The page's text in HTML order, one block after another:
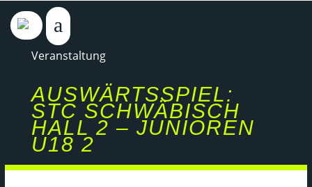
Veranstaltung
AUSWÄRTSSPIEL:
STC SCHWÄBISCH
HALL 2 – JUNIOREN
U18 2